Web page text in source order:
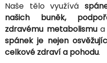
Naše tělo využívá
našich buněk,
zdravému metabolismua
spánek je nejen
celkové zdraví a pohodu.